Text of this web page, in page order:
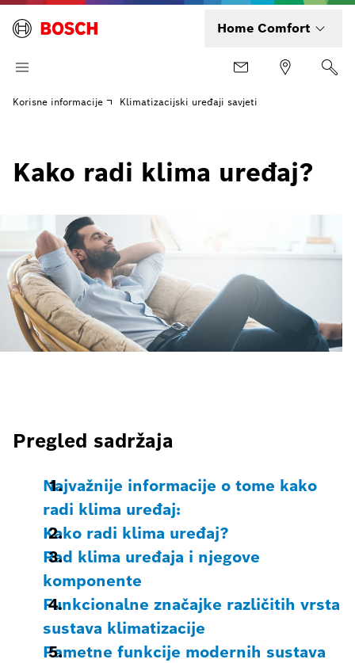
Home Comfort
Korisne informacije Klimatizacijski uređaji savjeti
Kako radi klima uređaj?
Pregled sadržaja
Najvažnije informacije o tome kako
radi klima uređaj:
Kako radi klima uređaj?
Rad klima uređaja i njegove
komponente
Funkcionalne značajke različitih vrsta
sustava klimatizacije
Pametne funkcije modernih sustava